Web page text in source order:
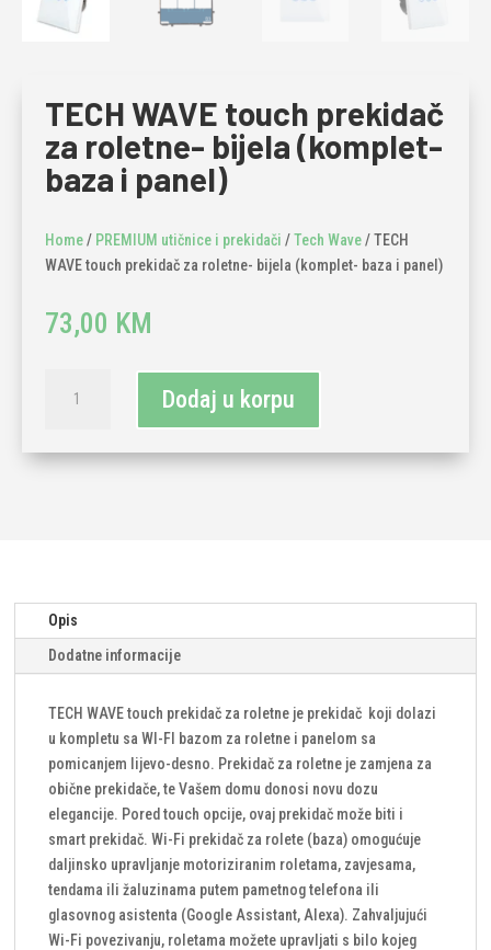
TECH WAVE touch prekidač
za roletne- bijela (komplet-
baza i panel)
Home/ PREMIUM utičnice i prekidači /Tech Wave/ TECH
WAVE touch prekidač za roletne- bijela (komplet- baza i panel)
73,00 KM
WAVE
prekidač
i
panel)
količina
Dodaj u korpu
Opis
Dodatne informacije
TECH WAVE touch prekidač za roletne je prekidač koji dolazi
u kompletu sa WI-FI bazom za roletne i panelom sa
pomicanjem lijevo-desno. Prekidač za roletne je zamjena za
obične prekidače, te Vašem domu donosi novu dozu
elegancije. Pored touch opcije, ovaj prekidač može biti i
smart prekidač. Wi-Fi prekidač za rolete (baza) omogućuje
daljinsko upravljanje motoriziranim roletama, zavjesama,
tendama ili žaluzinama putem pametnog telefona ili
glasovnog asistenta (Google Assistant, Alexa). Zahvaljujući
Wi-Fi povezivanju, roletama možete upravljati s bilo kojeg